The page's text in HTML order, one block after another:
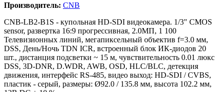
Производитель: CNB
CNB-LB2-B1S - купольная HD-SDI видеокамера. 1/3" CMOS
sensor, развертка 16:9 прогрессивная, 2.0МП, 1 100
Телевизионных линий, мегапиксельный объектив f=3.0 мм,
DSS, День/Ночь TDN ICR, встроенный блок ИК-диодов 20
шт., дистанция подсветки ~ 15 м, чувствительность 0.01 люкс
DSS, 3D-DNR, D.WDR, AWB, OSD, HLC/BLC, детекция
движения, интерфейс RS-485, видео выход: HD-SDI / CVBS,
пластик - серый, размеры: Ø92.0 / 135.8 мм, высота 102.2 мм,